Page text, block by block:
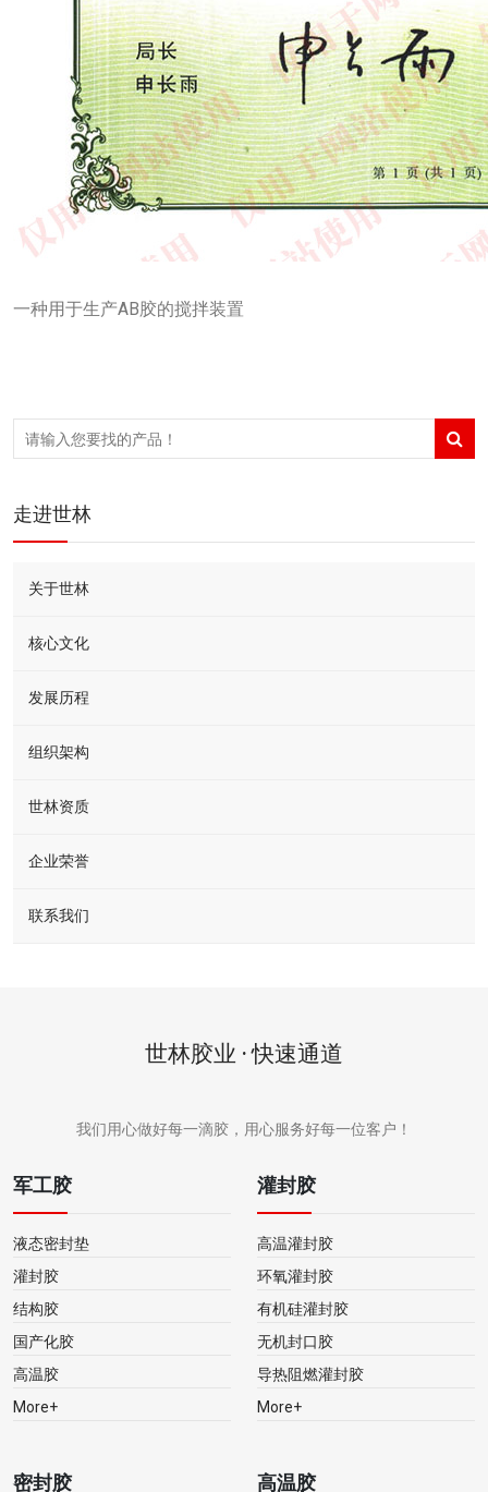
一种用于生产AB胶的搅拌装置
走进世林
关于世林
核心文化
发展历程
组织架构
世林资质
企业荣誉
联系我们
世林胶业 · 快速通道
我们用心做好每一滴胶，用心服务好每一位客户！
军工胶
液态密封垫
灌封胶
结构胶
国产化胶
高温胶
More+
灌封胶
高温灌封胶
环氧灌封胶
有机硅灌封胶
无机封口胶
导热阻燃灌封胶
More+
密封胶 高温胶